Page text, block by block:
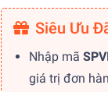
Siêu Ưu
Nhập mã
giá trị đơn